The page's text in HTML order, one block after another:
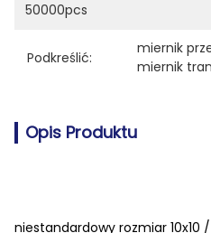
50000pcs
Podkreślić:
miernik
miernik
Opis Produktu
niestandardowy rozmiar